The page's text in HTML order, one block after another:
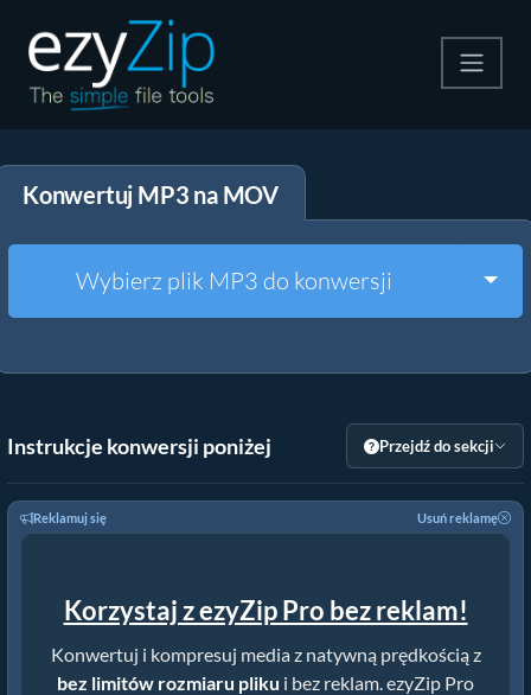
Rozpakuj
Inne narzędzia
Konwertuj MP3 na MOV
Wybierz plik MP3 do konwersji
Instrukcje konwersji poniżej Przejdź do sekcji
Reklamuj się Usuń reklamę
Korzystaj z ezyZip Pro bez reklam!
Konwertuj i kompresuj media z natywną prędkością z
bez limitów rozmiaru pliku i bez reklam. ezyZip Pro